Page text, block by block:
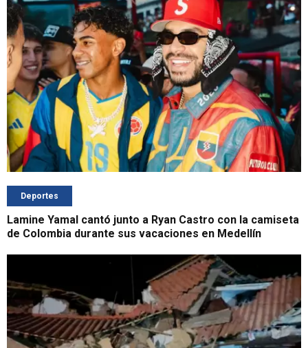
Deportes
Lamine Yamal cantó junto a Ryan Castro con la camiseta
de Colombia durante sus vacaciones en Medellín